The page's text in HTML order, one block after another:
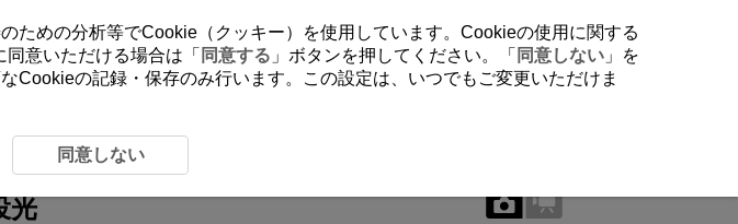
光
ための分析等でCookie（クッキー）を使用しています。Cookieの使用に関する
意いただける場合は「 同意する 」ボタンを押してください。「 同意しない 」を
の記録・保存のみ行います。この設定は、いつでもご変更いただけま
同意しない